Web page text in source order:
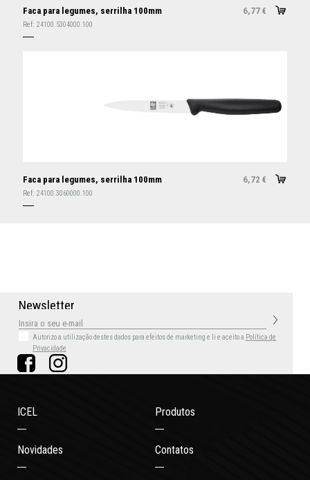
Faca para legumes, serrilha 100mm 6,77 €
Ref: 24100.5304000.100
Faca para legumes, serrilha 100mm 6,72 €
Ref: 24100.3060000.100
Newsletter
Autorizo a utilização destes dados para efeitos de marketing e li e aceito a Política de
Privacidade
ICEL Produtos
Novidades Contatos